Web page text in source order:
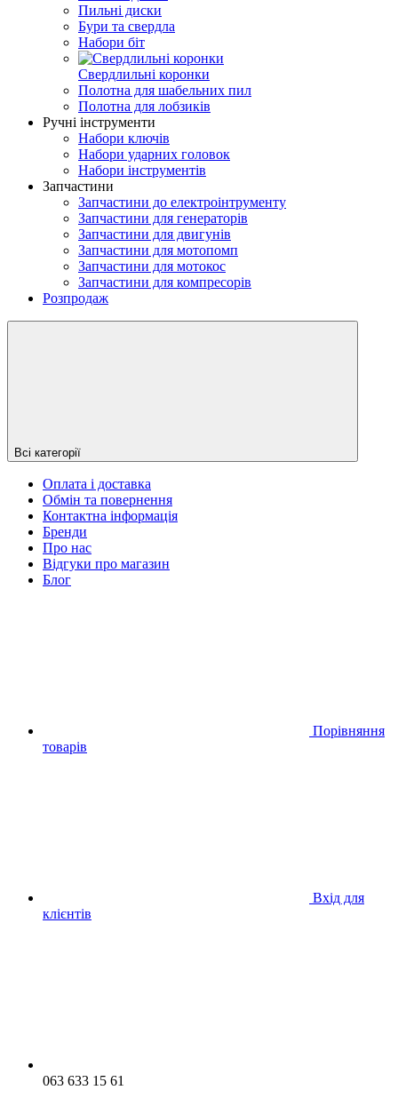
Пильні диски
Бури та свердла
Набори біт
Свердлильні коронки
Полотна для шабельних пил
Полотна для лобзиків
Ручні інструменти
Набори ключів
Набори ударних головок
Набори інструментів
Запчастини
Запчастини до електроінтрументу
Запчастини для генераторів
Запчастини для двигунів
Запчастини для мотопомп
Запчастини для мотокос
Запчастини для компресорів
Розпродаж
Всі категорії
Оплата і доставка
Обмін та повернення
Контактна інформація
Бренди
Про нас
Відгуки про магазин
Блог
Порівняння
товарів
Вхід для
клієнтів
063 633 15 61